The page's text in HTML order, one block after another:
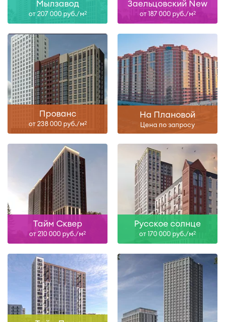
Мылзавод
от 207 000 руб./м2
Заельцовский New
от 187 000 руб./м2
Прованс
от 238 000 руб./м2
На Плановой
Цена по запросу
Тайм Сквер
от 210 000 руб./м2
Русское солнце
от 170 000 руб./м2